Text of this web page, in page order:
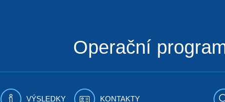
Operační
VÝSLEDKY KONTAKTY